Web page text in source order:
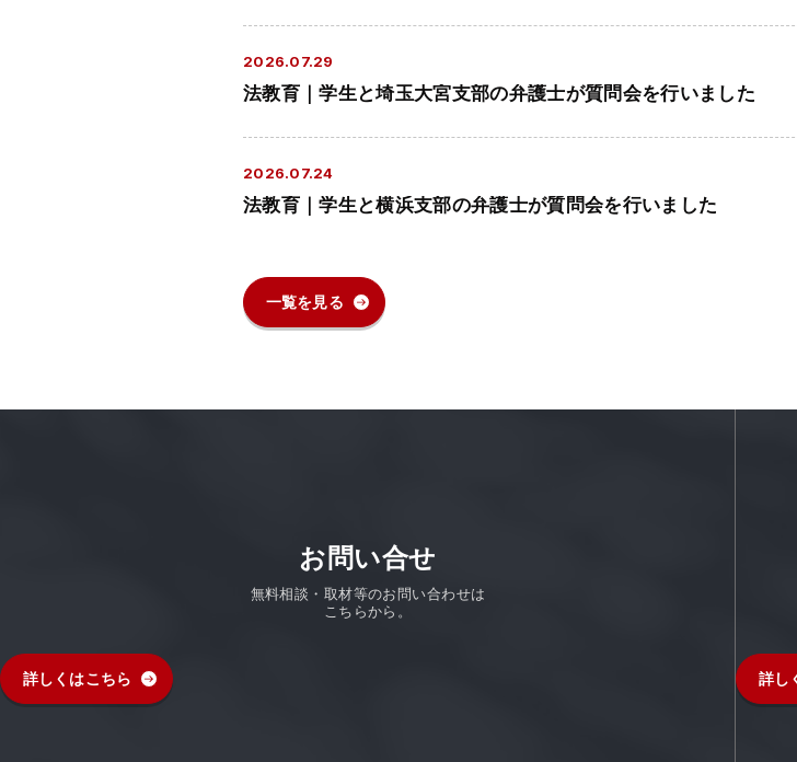
2026.07.29
法教育｜学生と埼玉大宮支部の弁護士が質問会を行いました
2026.07.24
法教育｜学生と横浜支部の弁護士が質問会を行いました
一覧を見る
お問い合せ
無料相談・取材等のお問い合わせは
こちらから。
詳しくはこちら 詳し